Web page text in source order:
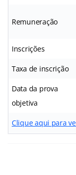
Remuneração
Inscrições
Taxa de inscrição
Data da prova
objetiva
Clique aqui para